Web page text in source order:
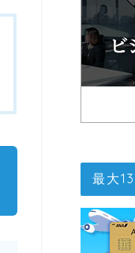
最大